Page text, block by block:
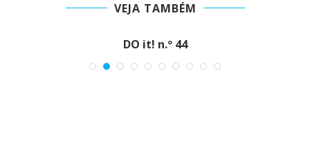
VEJA TAMBÉM
DO it! n.º 44